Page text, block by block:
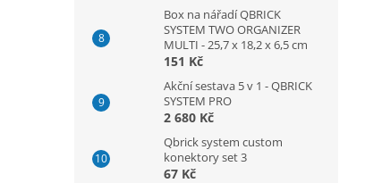
Box na nářadí QBRICK
SYSTEM TWO ORGANIZER
MULTI - 25,7 x 18,2 x 6,5 cm
151 Kč
Akční sestava 5 v 1 - QBRICK
SYSTEM PRO
2 680 Kč
Qbrick system custom
konektory set 3
67 Kč